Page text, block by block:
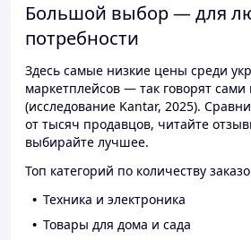
Большой выбор — для
потребности
Здесь самые низкие цены среди
маркетплейсов — так говорят сами
(исследование Kantar, 2025).
от тысяч продавцов, читайте
выбирайте лучшее.
Топ категорий по количеству
Техника и электроника
Товары для дома и сада